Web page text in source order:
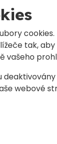
tak, aby
vašeho
webové